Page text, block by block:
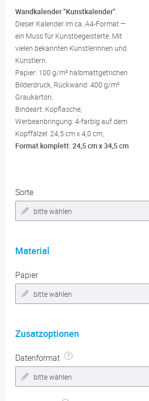
Wandkalender "Kunstkalender".
Dieser Kalender im ca. A4-Format —
ein Muss für Kunstbegeisterte. Mit
vielen bekannten Künstlerinnen und
Künstlern.
Papier: 100 g/m² halbmattgetrichen
Bilderdruck, Rückwand: 400 g/m²
Graukarton,
Bindeart: Kopflasche,
Werbeanbringung: 4-farbig auf dem
Kopffälzel: 24,5 cm x 4,0 cm,
Format komplett: 24,5 cm x 34,5 cm
Sorte
bitte wählen
Material
Papier
bitte wählen
Zusatzoptionen
Datenformat
bitte wählen